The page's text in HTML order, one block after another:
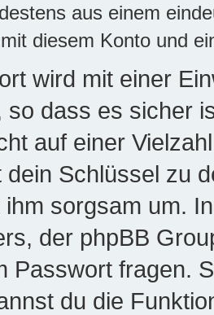
aus einem
diesem Konto und
wird mit einer
so dass es sicher
auf einer
dein Schlüssel zu
sorgsam um.
der phpBB
Passwort fragen.
du die